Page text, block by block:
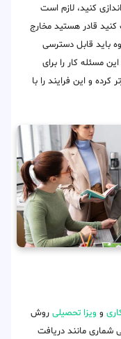
کنید، لازم است
کنید قادر هستید مخارج
باید قابل دسترسی
مسئله کار را برای
کرده و این فرایند را با
و ویزا تحصیلی روش
شماری مانند دریافت